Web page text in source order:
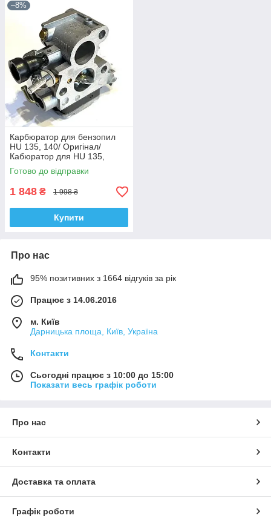
–8%
Карбюратор для бензопил
HU 135, 140/ Оригінал/
Кабюратор для HU 135,
140/Zama
Готово до відправки
1 848 ₴ 1 998 ₴
Купити
Про нас
95% позитивних з 1664 відгуків за рік
Працює з 14.06.2016
м. Київ
Дарницька площа, Київ, Україна
Контакти
Сьогодні працює з 10:00 до 15:00
Показати весь графік роботи
Про нас
Контакти
Доставка та оплата
Графік роботи